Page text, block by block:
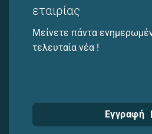
εταιρίας
Μείνετε πάντα
τελευταία νέα !
Εγγραφή